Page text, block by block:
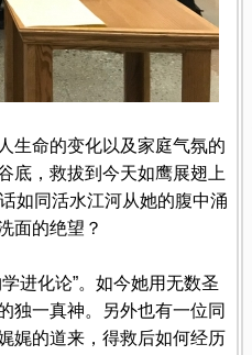
生命的变化以及家庭气氛的
底，救拔到今天如鹰展翅上
如同活水江河从她的腹中涌
面的绝望？
进化论”。如今她用无数圣
独一真神。另外也有一位同
娓的道来，得救后如何经历